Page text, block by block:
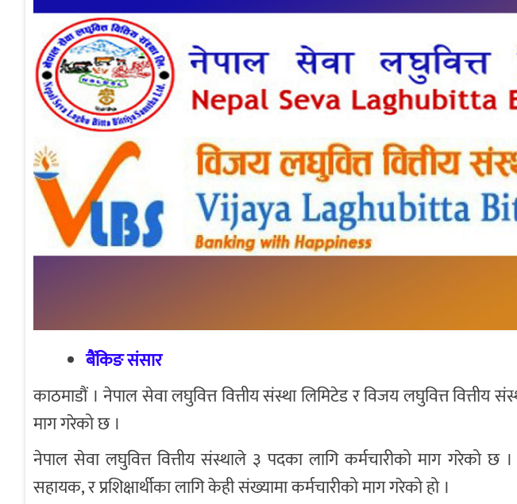
बैंकिङ संसार
काठमाडौं । नेपाल सेवा लघुवित्त वित्तीय संस्था लिमिटेड र विजय लघुवित्त वित्तीय
माग गरेको छ ।
नेपाल सेवा लघुवित्त वित्तीय संस्थाले ३ पदका लागि कर्मचारीको माग गरेको छ
सहायक, र प्रशिक्षार्थीका लागि केही संख्यामा कर्मचारीको माग गरेको हो ।